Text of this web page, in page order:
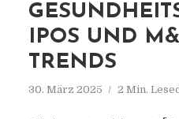
IPOS UND
TRENDS
30. März 2025 2 Min.